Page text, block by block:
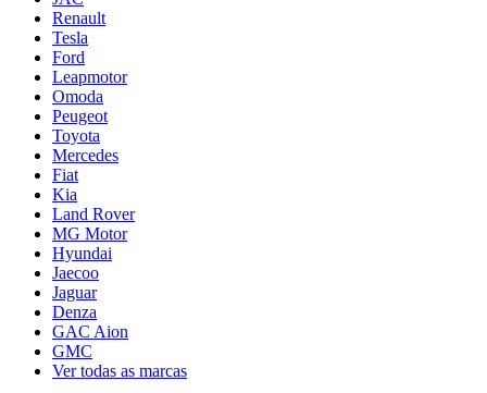
Renault
Tesla
Ford
Leapmotor
Omoda
Peugeot
Toyota
Mercedes
Fiat
Kia
Land Rover
MG Motor
Hyundai
Jaecoo
Jaguar
Denza
GAC Aion
GMC
Ver todas as marcas